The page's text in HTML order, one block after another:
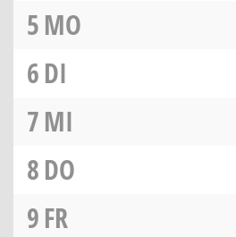
5MO
6DI
7MI
8DO
9FR